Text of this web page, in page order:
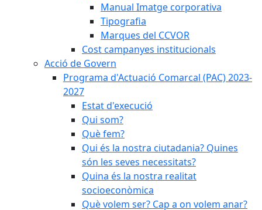
Manual Imatge corporativa
Tipografia
Marques del CCVOR
Cost campanyes institucionals
Acció de Govern
Programa d'Actuació Comarcal (PAC) 2023-
2027
Estat d'execució
Qui som?
Què fem?
Qui és la nostra ciutadania? Quines
són les seves necessitats?
Quina és la nostra realitat
socioeconòmica
Què volem ser? Cap a on volem anar?